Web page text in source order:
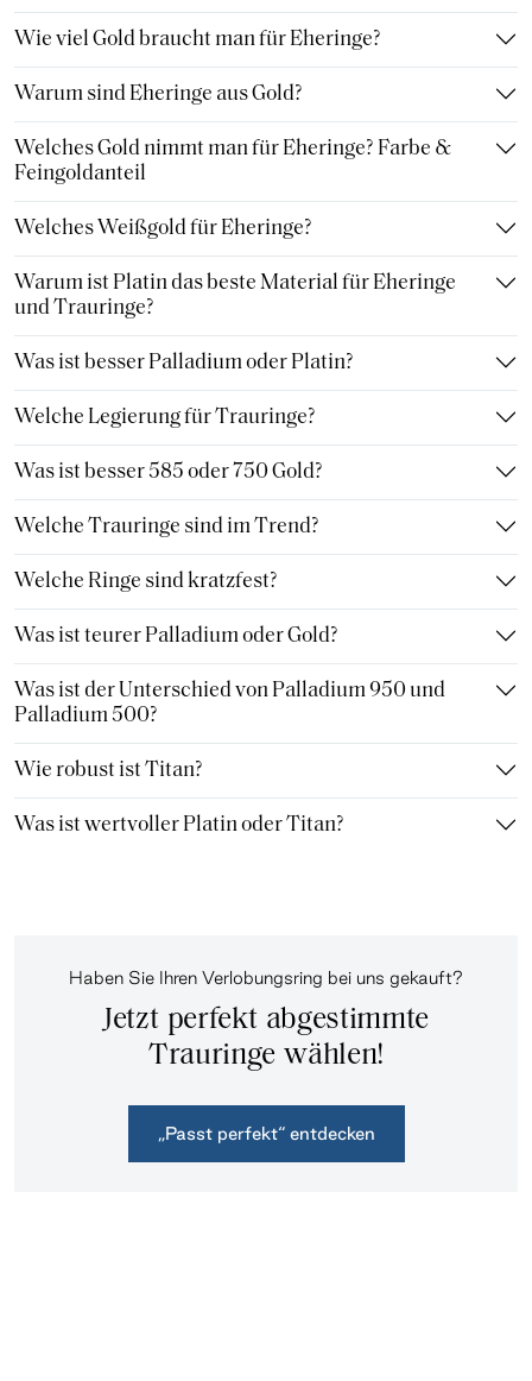
Wie viel Gold braucht man für Eheringe?
Warum sind Eheringe aus Gold?
Welches Gold nimmt man für Eheringe? Farbe &
Feingoldanteil
Welches Weißgold für Eheringe?
Warum ist Platin das beste Material für Eheringe
und Trauringe?
Was ist besser Palladium oder Platin?
Welche Legierung für Trauringe?
Was ist besser 585 oder 750 Gold?
Welche Trauringe sind im Trend?
Welche Ringe sind kratzfest?
Was ist teurer Palladium oder Gold?
Was ist der Unterschied von Palladium 950 und
Palladium 500?
Wie robust ist Titan?
Was ist wertvoller Platin oder Titan?
Haben Sie Ihren Verlobungsring bei uns gekauft?
Jetzt perfekt abgestimmte
Trauringe wählen!
„Passt perfekt“ entdecken